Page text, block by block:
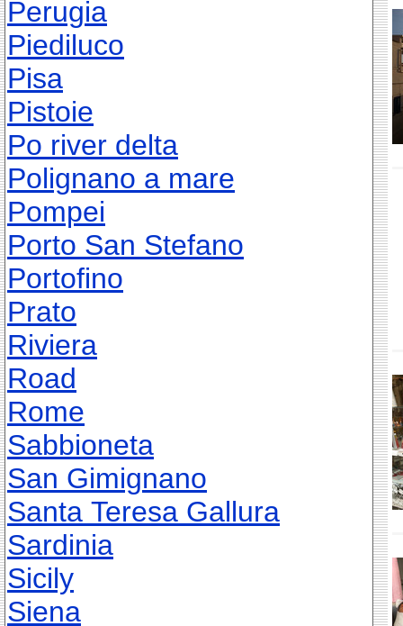
Perugia
Piediluco
Pisa
Pistoie
Po river delta
Polignano a mare
Pompei
Porto San Stefano
Portofino
Prato
Riviera
Road
Rome
Sabbioneta
San Gimignano
Santa Teresa Gallura
Sardinia
Sicily
Siena